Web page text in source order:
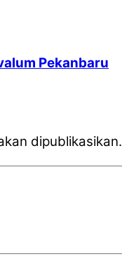
Pekanbaru
dipublikasikan.